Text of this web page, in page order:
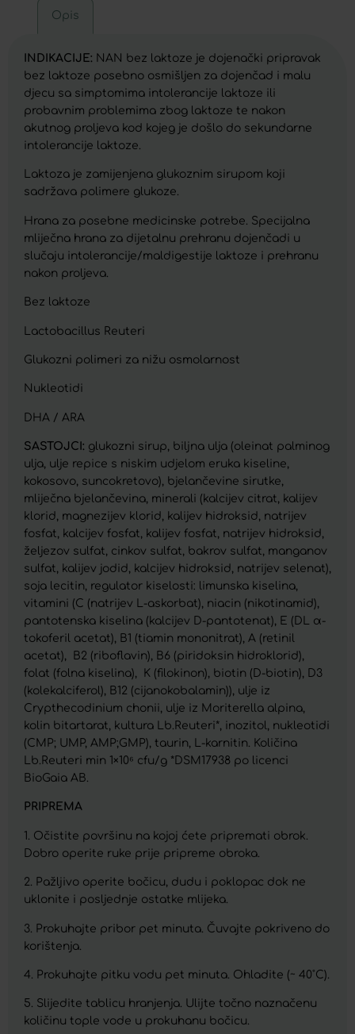
Opis
INDIKACIJE: NAN bez laktoze je dojenački pripravak
bez laktoze posebno osmišljen za dojenčad i malu
djecu sa simptomima intolerancije laktoze ili
probavnim problemima zbog laktoze te nakon
akutnog proljeva kod kojeg je došlo do sekundarne
intolerancije laktoze.
Laktoza je zamijenjena glukoznim sirupom koji
sadržava polimere glukoze.
Hrana za posebne medicinske potrebe. Specijalna
mliječna hrana za dijetalnu prehranu dojenčadi u
slučaju intolerancije/maldigestije laktoze i prehranu
nakon proljeva.
Bez laktoze
Lactobacillus Reuteri
Glukozni polimeri za nižu osmolarnost
Nukleotidi
DHA / ARA
SASTOJCI: glukozni sirup, biljna ulja (oleinat palminog
ulja, ulje repice s niskim udjelom eruka kiseline,
kokosovo, suncokretovo), bjelančevine sirutke,
mliječna bjelančevina, minerali (kalcijev citrat, kalijev
klorid, magnezijev klorid, kalijev hidroksid, natrijev
fosfat, kalcijev fosfat, kalijev fosfat, natrijev hidroksid,
željezov sulfat, cinkov sulfat, bakrov sulfat, manganov
sulfat, kalijev jodid, kalcijev hidroksid, natrijev selenat),
soja lecitin, regulator kiselosti: limunska kiselina,
vitamini (C (natrijev L-askorbat), niacin (nikotinamid),
pantotenska kiselina (kalcijev D-pantotenat), E (DL α-
tokoferil acetat), B1 (tiamin mononitrat), A (retinil
acetat), B2 (riboflavin), B6 (piridoksin hidroklorid),
folat (folna kiselina), K (filokinon), biotin (D-biotin), D3
(kolekalciferol), B12 (cijanokobalamin)), ulje iz
Crypthecodinium chonii, ulje iz Moriterella alpina,
kolin bitartarat, kultura Lb.Reuteri*, inozitol, nukleotidi
(CMP; UMP, AMP;GMP), taurin, L-karnitin. Količina
Lb.Reuteri min 1×10⁶ cfu/g *DSM17938 po licenci
BioGaia AB.
PRIPREMA
1. Očistite površinu na kojoj ćete pripremati obrok.
Dobro operite ruke prije pripreme obroka.
2. Pažljivo operite bočicu, dudu i poklopac dok ne
uklonite i posljednje ostatke mlijeka.
3. Prokuhajte pribor pet minuta. Čuvajte pokriveno do
korištenja.
4. Prokuhajte pitku vodu pet minuta. Ohladite (~ 40˚C).
5. Slijedite tablicu hranjenja. Ulijte točno naznačenu
količinu tople vode u prokuhanu bočicu.